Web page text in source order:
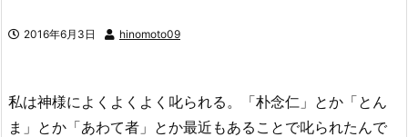
2016年6月3日 hinomoto09
私は神様によくよくよく叱られる。「朴念仁」とか「とん
ま」とか「あわて者」とか最近もあることで叱られたんで